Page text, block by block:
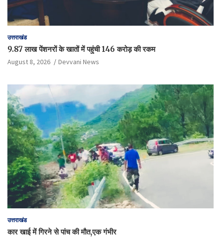
उत्तराखंड
9.87 लाख पेंशनरों के खातों में पहुंची 146 करोड़ की रकम
August 8, 2026 Devvani News
उत्तराखंड
कार खाई में गिरने से पांच की मौत,एक गंभीर